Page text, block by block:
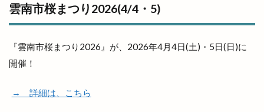
雲南市桜まつり2026(4/4・5)
『雲南市桜まつり2026』が、2026年4月4日(土)・5日(日)に
開催！
→ 詳細は、こちら